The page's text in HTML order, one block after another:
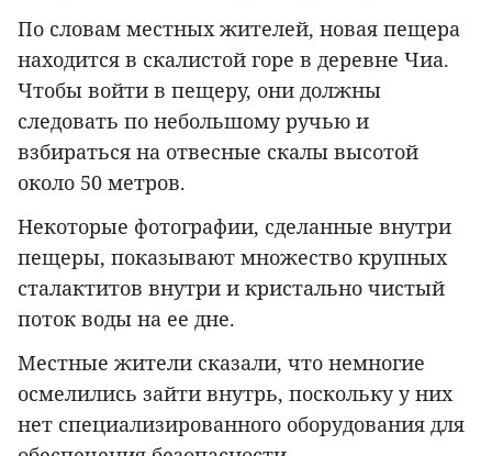
По словам местных жителей, новая пещера
находится в скалистой горе в деревне Чиа.
Чтобы войти в пещеру, они должны
следовать по небольшому ручью и
взбираться на отвесные скалы высотой
около 50 метров.
Некоторые фотографии, сделанные внутри
пещеры, показывают множество крупных
сталактитов внутри и кристально чистый
поток воды на ее дне.
Местные жители сказали, что немногие
осмелились зайти внутрь, поскольку у них
нет специализированного оборудования для